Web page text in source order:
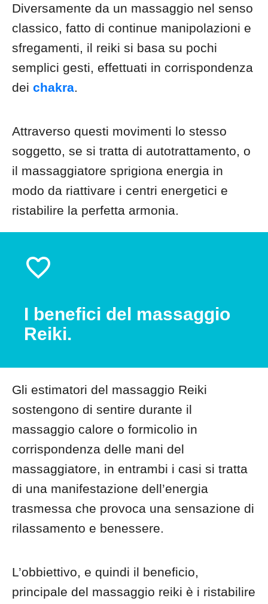
Diversamente da un massaggio nel senso
classico, fatto di continue manipolazioni e
sfregamenti, il reiki si basa su pochi
semplici gesti, effettuati in corrispondenza
dei chakra.
Attraverso questi movimenti lo stesso
soggetto, se si tratta di autotrattamento, o
il massaggiatore sprigiona energia in
modo da riattivare i centri energetici e
ristabilire la perfetta armonia.
I benefici del massaggio
Reiki.
Gli estimatori del massaggio Reiki
sostengono di sentire durante il
massaggio calore o formicolio in
corrispondenza delle mani del
massaggiatore, in entrambi i casi si tratta
di una manifestazione dell’energia
trasmessa che provoca una sensazione di
rilassamento e benessere.
L’obbiettivo, e quindi il beneficio,
principale del massaggio reiki è i ristabilire